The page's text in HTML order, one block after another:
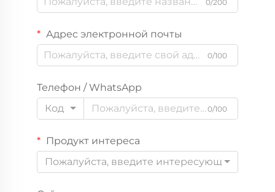
0/200
Адрес электронной почты
0/100
Телефон / WhatsApp
Код
0/100
Продукт интереса
Пожалуйста, введите интересующий вас